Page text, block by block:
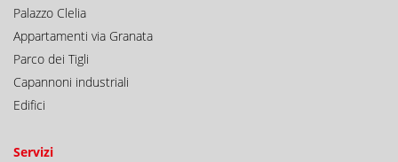
Palazzo Clelia
Appartamenti via Granata
Parco dei Tigli
Capannoni industriali
Edifici
Servizi